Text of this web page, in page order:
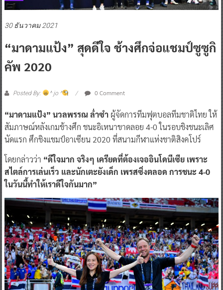
30 ธันวาคม 2021
“มาดามแป้ง” สุดดีใจ ช้างศึกจ่อแชมป์ซูซูกิ
คัพ 2020
Posted By: ^ jo ^ 0 Comment
“มาดามแป้ง” นวลพรรณ ล่ำซำผู้จัดการทีมฟุตบอลทีมชาติไทย ให้
สัมภาษณ์หลังเกมช้างศึก ชนะอิเหนาขาดลอย 4-0 ในรอบชิงชนะเลิศ
นัดแรก ศึกชิงแชมป์อาเซียน 2020 ที่สนามกีฬาแห่งชาติสิงคโปร์
โดยกล่าวว่า “ดีใจมาก จริงๆ เครียดที่ต้องเจออินโดนีเซีย เพราะ
สไตล์การเล่นเร็ว และนักเตะยังเด็ก เพรสซิ่งตลอด การชนะ 4-0
ในวันนี้ทำให้เราดีใจกันมาก”